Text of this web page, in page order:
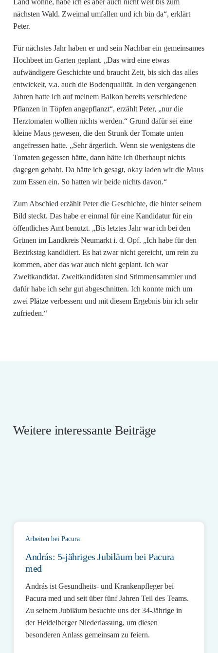
nächsten Wald. Zweimal umfallen und ich bin da“, erklärt
Peter.
Für nächstes Jahr haben er und sein Nachbar ein gemeinsames
Hochbeet im Garten geplant. „Das wird eine etwas
aufwändigere Geschichte und braucht Zeit, bis sich das alles
entwickelt, v.a. auch die Bodenqualität. In den vergangenen
Jahren hatte ich auf meinem Balkon bereits verschiedene
Pflanzen in Töpfen angepflanzt“, erzählt Peter, „nur die
Herztomaten wollten nichts werden.“ Grund dafür sei eine
kleine Maus gewesen, die den Strunk der Tomate unten
angefressen hatte. „Sehr ärgerlich. Wenn sie wenigstens die
Tomaten gegessen hätte, dann hätte ich überhaupt nichts
dagegen gehabt. Da hätte ich gesagt, okay laden wir die Maus
zum Essen ein. So hatten wir beide nichts davon.“
Zum Abschied erzählt Peter die Geschichte, die hinter seinem
Bild steckt. Das habe er einmal für eine Kandidatur für ein
öffentliches Amt benutzt. „Bis letztes Jahr war ich bei den
Grünen im Landkreis Neumarkt i. d. Opf. „Ich habe für den
Bezirkstag kandidiert. Es hat zwar nicht gereicht, um rein zu
kommen, aber das war auch nicht geplant. Ich war
Zweitkandidat. Zweitkandidaten sind Stimmensammler und
dafür habe ich sehr gut abgeschnitten. Ich konnte mich um
zwei Plätze verbessern und mit diesem Ergebnis bin ich sehr
zufrieden.“
Weitere interessante Beiträge
Arbeiten bei Pacura
András: 5-jähriges Jubiläum bei Pacura
med
András ist Gesundheits- und Krankenpfleger bei
Pacura med und seit über fünf Jahren Teil des Teams.
Zu seinem Jubiläum besuchte uns der 34-Jährige in
der Heidelberger Niederlassung, um diesen
besonderen Anlass gemeinsam zu feiern.